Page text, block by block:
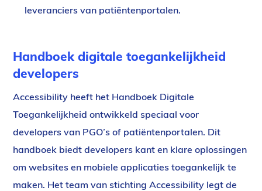
leveranciers van patiëntenportalen.
Handboek digitale toegankelijkheid
developers
Accessibility heeft het Handboek Digitale
Toegankelijkheid ontwikkeld speciaal voor
developers van PGO’s of patiëntenportalen. Dit
handboek biedt developers kant en klare oplossingen
om websites en mobiele applicaties toegankelijk te
maken. Het team van stichting Accessibility legt de